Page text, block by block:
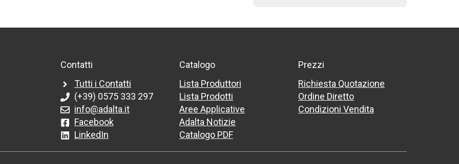
Contatti
Tutti i Contatti
(+39) 0575 333 297
info@adalta.it
Facebook
LinkedIn
Catalogo
Lista Produttori
Lista Prodotti
Aree Applicative
Adalta Notizie
Catalogo PDF
Prezzi
Richiesta Quotazione
Ordine Diretto
Condizioni Vendita